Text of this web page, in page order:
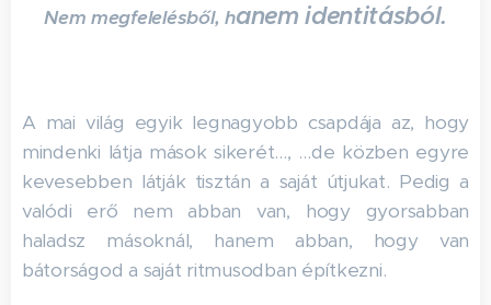
Nem megfelelésből, hanem identitásból.
A mai világ egyik legnagyobb csapdája az, hogy
mindenki látja mások sikerét…, …de közben egyre
kevesebben látják tisztán a saját útjukat. Pedig a
valódi erő nem abban van, hogy gyorsabban
haladsz másoknál, hanem abban, hogy van
bátorságod a saját ritmusodban építkezni.